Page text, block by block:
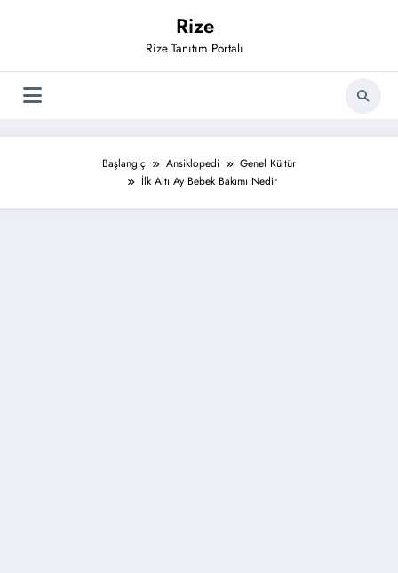
Rize
Rize Tanıtım Portalı
Başlangıç Ansiklopedi
Genel Kültür
İlk Altı Ay Bebek Bakımı Nedir